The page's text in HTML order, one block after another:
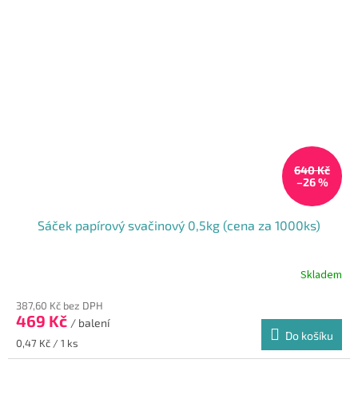
640 Kč
–26 %
Sáček papírový svačinový 0,5kg (cena za 1000ks)
Skladem
387,60 Kč bez DPH
469 Kč / balení
Měrná
cena:
0,47 Kč / 1 ks
Do košíku